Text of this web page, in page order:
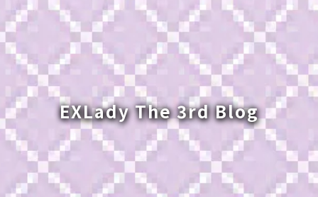
EXLady The 3rd Blog